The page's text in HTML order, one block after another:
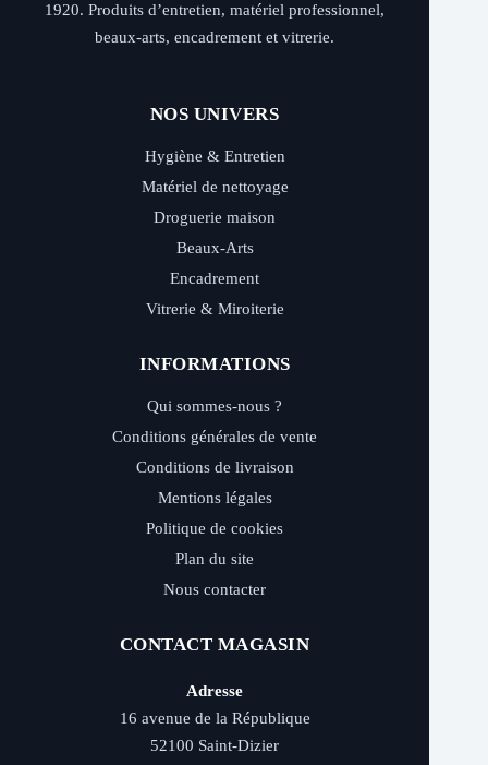
1920. Produits d’entretien, matériel professionnel,
beaux-arts, encadrement et vitrerie.
NOS UNIVERS
Hygiène & Entretien
Matériel de nettoyage
Droguerie maison
Beaux-Arts
Encadrement
Vitrerie & Miroiterie
INFORMATIONS
Qui sommes-nous ?
Conditions générales de vente
Conditions de livraison
Mentions légales
Politique de cookies
Plan du site
Nous contacter
CONTACT MAGASIN
Adresse
16 avenue de la République
52100 Saint-Dizier